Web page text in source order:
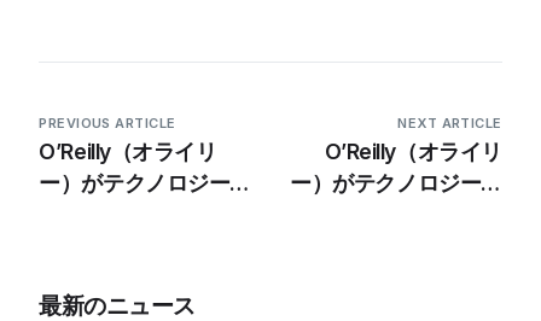
PREVIOUS ARTICLE
O’Reilly（オライリ
ー）がテクノロジーの
NEXT ARTICLE
O’Reilly（オライリ
ー）がテクノロジーの
最新のニュース